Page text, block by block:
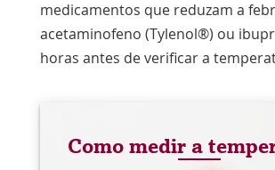
medicamentos que reduzam a
acetaminofeno (Tylenol®) ou
horas antes de verificar a
Como medir a